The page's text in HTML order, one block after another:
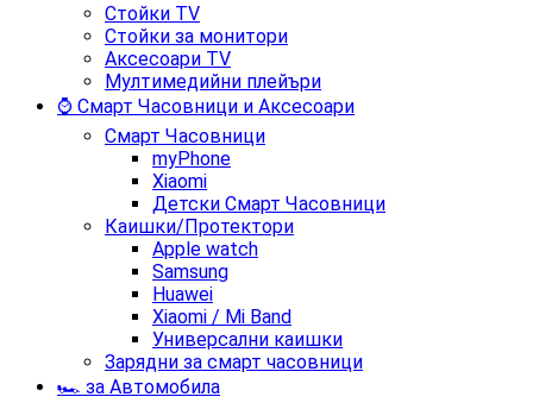
Стойки TV
Стойки за монитори
Аксесоари TV
Мултимедийни плейъри
⌚ Смарт Часовници и Аксесоари
Смарт Часовници
myPhone
Xiaomi
Детски Смарт Часовници
Каишки/Протектори
Apple watch
Samsung
Huawei
Xiaomi / Mi Band
Универсални каишки
Зарядни за смарт часовници
🏎️ за Автомобила